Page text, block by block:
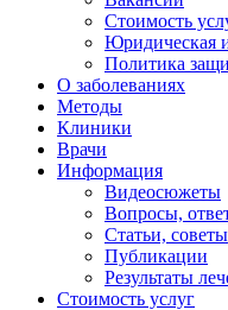
Стоимость
Юридическая
Политика
О заболеваниях
Методы
Клиники
Врачи
Информация
Видеосюжеты
Вопросы,
Статьи, советы
Публикации
Результаты
Стоимость услуг